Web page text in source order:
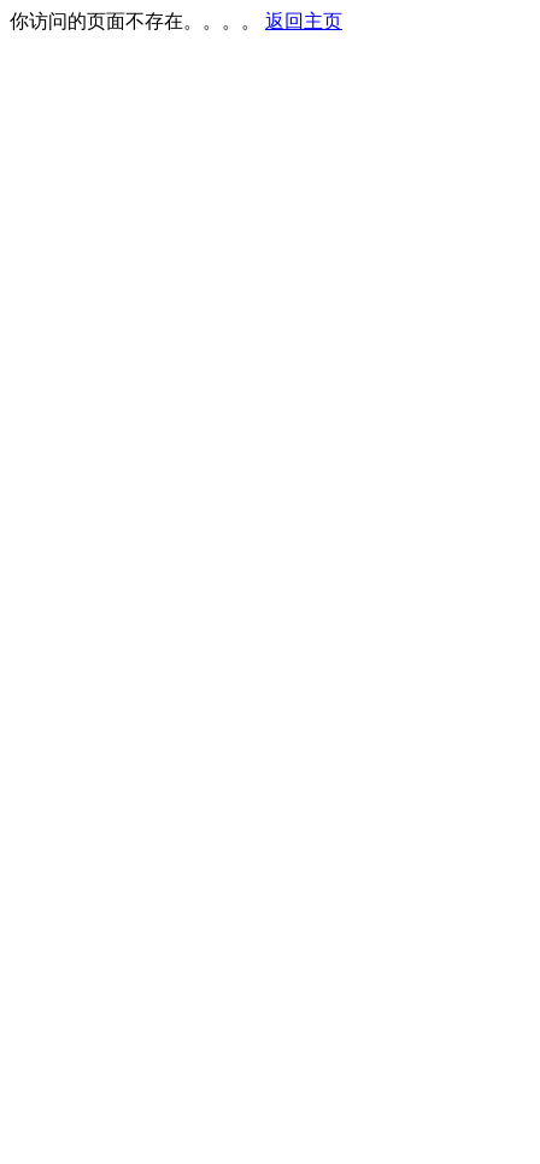
你访问的页面不存在。。。。 返回主页